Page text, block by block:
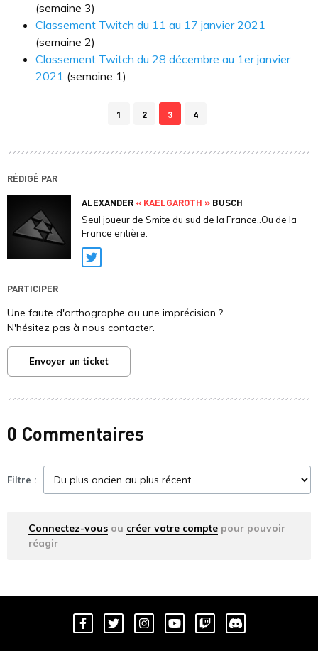
(semaine 3)
Classement Twitch du 11 au 17 janvier 2021
(semaine 2)
Classement Twitch du 28 décembre au 1er janvier
2021 (semaine 1)
1 2 3 4
RÉDIGÉ PAR
ALEXANDER « KAELGAROTH » BUSCH
Seul joueur de Smite du sud de la France..Ou de la
France entière.
Twitter
PARTICIPER
Une faute d'orthographe ou une imprécision ?
N'hésitez pas à nous contacter.
Envoyer un ticket
0 Commentaires
Filtre :
Connectez-vous ou créer votre compte pour pouvoir
réagir